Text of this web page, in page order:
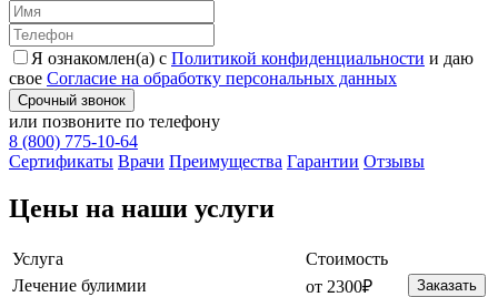
Я ознакомлен(а) с Политикой конфиденциальности и даю
свое Согласие на обработку персональных данных
Срочный звонок
или позвоните по телефону
8 (800) 775-10-64
Cертификаты Врачи Преимущества Гарантии Отзывы
Цены на наши услуги
Услуга
Стоимость
Лечение булимии
от 2300₽ Заказать